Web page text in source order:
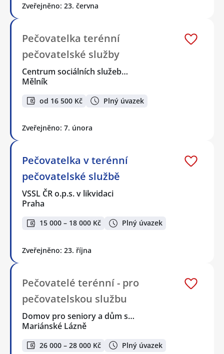
Zveřejněno: 23. června
Pečovatelka terénní
pečovatelské služby
Centrum sociálních služeb…
Mělník
od 16 500 Kč Plný úvazek
Zveřejněno: 7. února
Pečovatelka v terénní
pečovatelské službě
VSSL ČR o.p.s. v likvidaci
Praha
15 000 – 18 000 Kč Plný úvazek
Zveřejněno: 23. října
Pečovatelé terénní - pro
pečovatelskou službu
Domov pro seniory a dům s…
Mariánské Lázně
26 000 – 28 000 Kč Plný úvazek